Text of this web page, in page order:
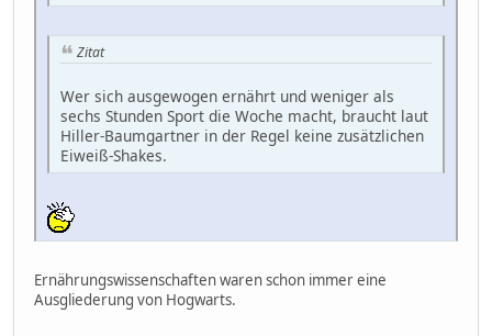
Zitat
Wer sich ausgewogen ernährt und weniger als
sechs Stunden Sport die Woche macht, braucht laut
Hiller-Baumgartner in der Regel keine zusätzlichen
Eiweiß-Shakes.
Ernährungswissenschaften waren schon immer eine
Ausgliederung von Hogwarts.